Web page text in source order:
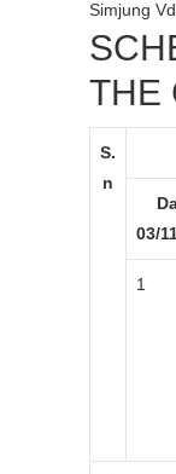
Simjung
THE
S.
n
03/
1